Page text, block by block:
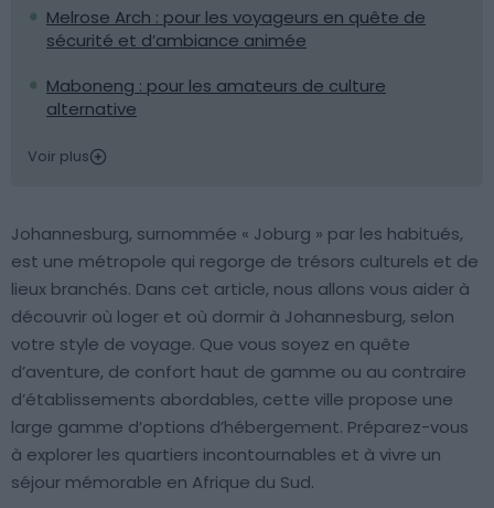
Melrose Arch : pour les voyageurs en quête de
sécurité et d’ambiance animée
Maboneng : pour les amateurs de culture
alternative
Voir plus
Johannesburg, surnommée « Joburg » par les habitués,
est une métropole qui regorge de trésors culturels et de
lieux branchés. Dans cet article, nous allons vous aider à
découvrir où loger et où dormir à Johannesburg, selon
votre style de voyage. Que vous soyez en quête
d’aventure, de confort haut de gamme ou au contraire
d’établissements abordables, cette ville propose une
large gamme d’options d’hébergement. Préparez-vous
à explorer les quartiers incontournables et à vivre un
séjour mémorable en Afrique du Sud.